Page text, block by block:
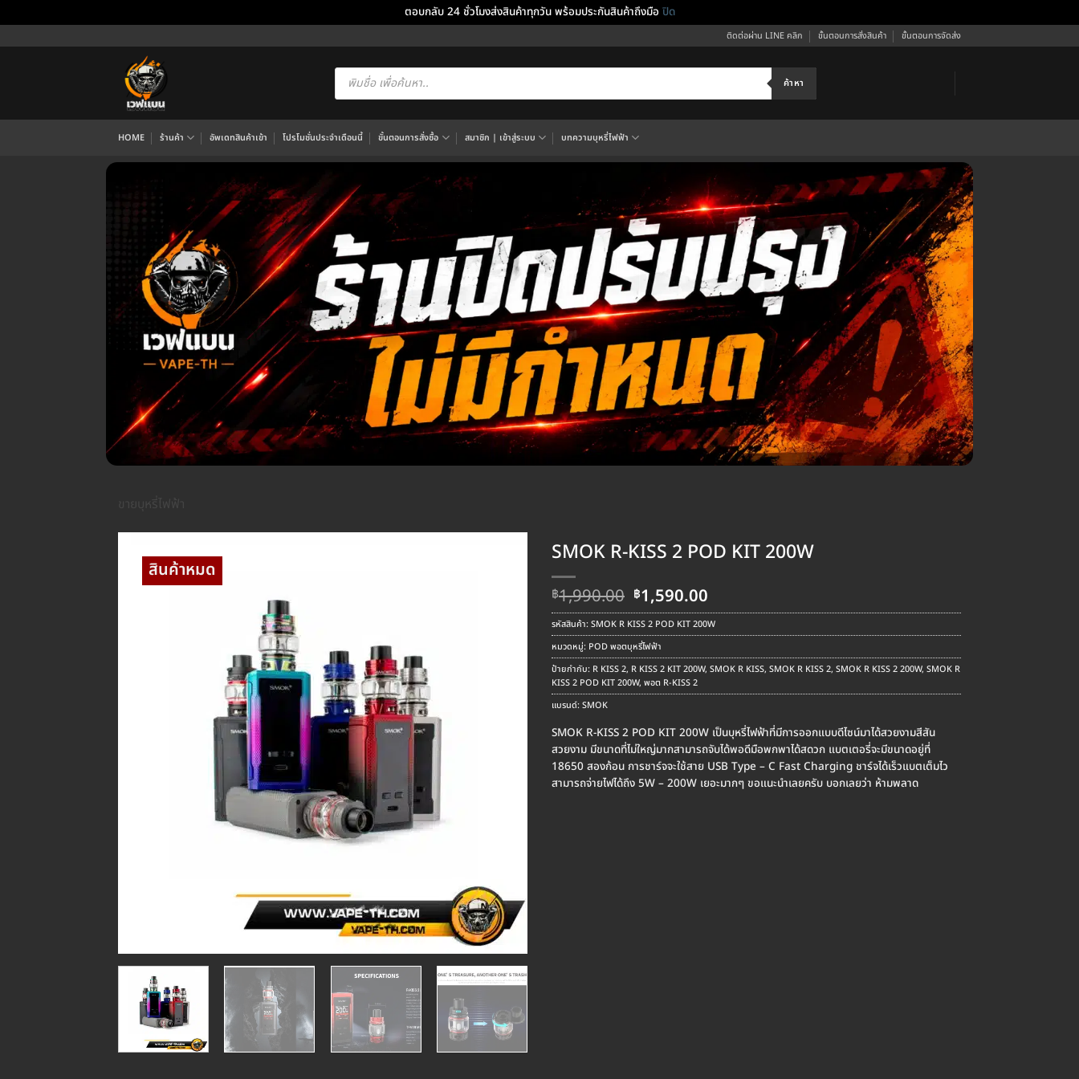
ตอบกลับ 24 ชั่วโมงส่งสินค้าทุกวัน พร้อมประกันสินค้าถึงมือ ปิด
ไป
ติดต่อผ่าน LINE คลิก ขั้นตอนการสั่งสินค้า ขั้นตอนการจัดส่ง
Products
search ค้าหา
HOME ร้านค้า อัพเดทสินค้าเข้า โปรโมชั่นประจำเดือนนี้ ขั้นตอนการสั่งซื้อ สมาชิก | เข้าสู่ระบบ บทความบุหรี่ไฟฟ้า
SMOK R-KISS 2 POD KIT 200W
฿1,990.00 Original
price
was:
฿1,990.00.
฿1,590.00
price
is:
฿1,590.00.
รหัสสินค้า:SMOK R KISS 2 POD KIT 200W
หมวดหมู่: POD พอตบุหรี่ไฟฟ้า
ป้ายกำกับ: R KISS 2, R KISS 2 KIT 200W, SMOK R KISS, SMOK R KISS 2, SMOK R KISS 2 200W, SMOK R
KISS 2 POD KIT 200W, พอต R-KISS 2
แบรนด์:SMOK
SMOK R-KISS 2 POD KIT 200W เป็นบุหรี่ไฟฟ้าที่มีการออกแบบดีไซน์มาได้สวยงามสีสัน
สวยงาม มีขนาดที่ไม่ใหญ่มากสามารถจับได้พอดีมือพกพาได้สดวก แบตเตอรี่จะมีขนาดอยู่ที่
18650 สองก้อน การชาร์จจะใช้สาย USB Type – C Fast Charging ชาร์จได้เร็วแบตเต็มไว
สามารถจ่ายไฟได้ถึง 5W – 200W เยอะมากๆ ขอแนะนำเลยครับ บอกเลยว่า ห้ามพลาด